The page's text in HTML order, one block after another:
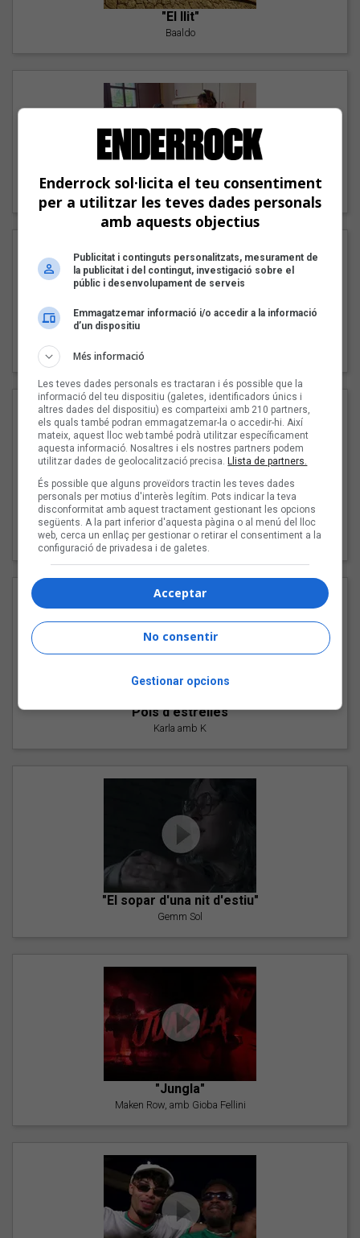
"El llit"
Baaldo
"Lo bueno y lo malo"
Carmen y María
Pep Álvarez amb Joan Muntaner (Xanguito)
"Les cabres"
94 Rules amb Compte
"Pols d'estrelles"
Karla amb K
"El sopar d'una nit d'estiu"
Gemm Sol
"Jungla"
Maken Row, amb Gioba Fellini
Enderrock sol·licita el teu consentiment
per a utilitzar les teves dades personals
amb aquests objectius
Publicitat i continguts personalitzats, mesurament de
la publicitat i del contingut, investigació sobre el
públic i desenvolupament de serveis
Emmagatzemar informació i/o accedir a la informació
d’un dispositiu
Més informació
Les teves dades personals es tractaran i és possible que la
informació del teu dispositiu (galetes, identificadors únics i
altres dades del dispositiu) es comparteixi amb 210 partners,
els quals també podran emmagatzemar-la o accedir-hi. Així
mateix, aquest lloc web també podrà utilitzar específicament
aquesta informació. Nosaltres i els nostres partners podem
utilitzar dades de geolocalització precisa. Llista de partners.
És possible que alguns proveïdors tractin les teves dades
personals per motius d'interès legítim. Pots indicar la teva
disconformitat amb aquest tractament gestionant les opcions
següents. A la part inferior d'aquesta pàgina o al menú del lloc
web, cerca un enllaç per gestionar o retirar el consentiment a la
configuració de privadesa i de galetes.
Acceptar
No consentir
Gestionar opcions